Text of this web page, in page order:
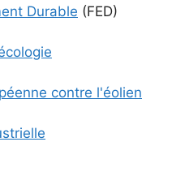
Durable (FED)
contre l'éolien